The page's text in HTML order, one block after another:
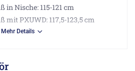
Nische: 115-121 cm
PXUWD: 117,5-123,5 cm
Mehr Details